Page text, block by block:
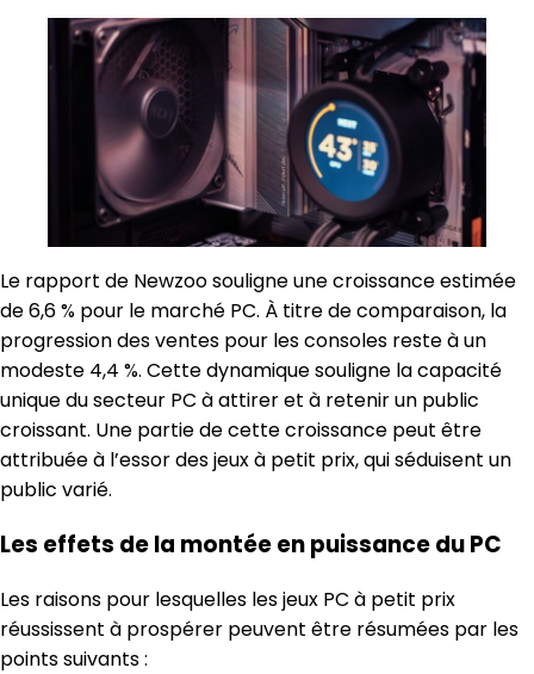
Le rapport de Newzoo souligne une croissance estimée
de 6,6 % pour le marché PC. À titre de comparaison, la
progression des ventes pour les consoles reste à un
modeste 4,4 %. Cette dynamique souligne la capacité
unique du secteur PC à attirer et à retenir un public
croissant. Une partie de cette croissance peut être
attribuée à l’essor des jeux à petit prix, qui séduisent un
public varié.
Les effets de la montée en puissance du PC
Les raisons pour lesquelles les jeux PC à petit prix
réussissent à prospérer peuvent être résumées par les
points suivants :